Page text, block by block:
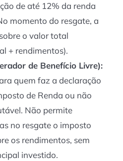
de até 12% da renda
momento do resgate, a
o valor total
+ rendimentos).
de Benefício Livre):
quem faz a declaração
de Renda ou não
Não permite
no resgate o imposto
os rendimentos, sem
investido.